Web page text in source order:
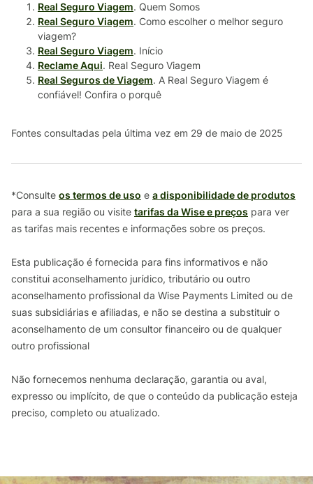
Real Seguro Viagem. Quem Somos
Real Seguro Viagem. Como escolher o melhor seguro
viagem?
Real Seguro Viagem. Início
Reclame Aqui. Real Seguro Viagem
Real Seguros de Viagem. A Real Seguro Viagem é
confiável! Confira o porquê
Fontes consultadas pela última vez em 29 de maio de 2025
*Consulte os termos de uso e a disponibilidade de produtos
para a sua região ou visite tarifas da Wise e preços para ver
as tarifas mais recentes e informações sobre os preços.
Esta publicação é fornecida para fins informativos e não
constitui aconselhamento jurídico, tributário ou outro
aconselhamento profissional da Wise Payments Limited ou de
suas subsidiárias e afiliadas, e não se destina a substituir o
aconselhamento de um consultor financeiro ou de qualquer
outro profissional
Não fornecemos nenhuma declaração, garantia ou aval,
expresso ou implícito, de que o conteúdo da publicação esteja
preciso, completo ou atualizado.